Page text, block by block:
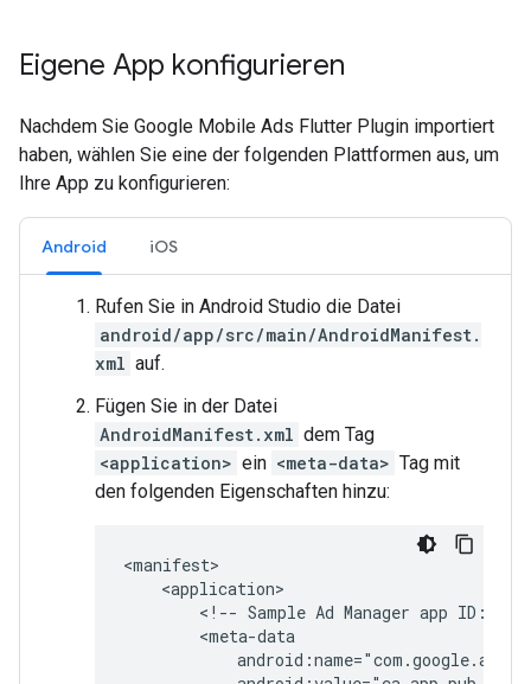
Eigene App konfigurieren
Nachdem Sie Google Mobile Ads Flutter Plugin importiert
haben, wählen Sie eine der folgenden Plattformen aus, um
Ihre App zu konfigurieren:
Android iOS
Rufen Sie in Android Studio die Datei
android/app/src/main/AndroidManifest.
xml auf.
Fügen Sie in der Datei
AndroidManifest.xml dem Tag
<application> ein <meta-data> Tag mit
den folgenden Eigenschaften hinzu:
<!-- Sample Ad Manager app ID: